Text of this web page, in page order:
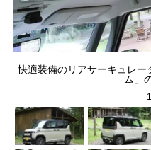
快適装備のリアサーキュレ
ム」